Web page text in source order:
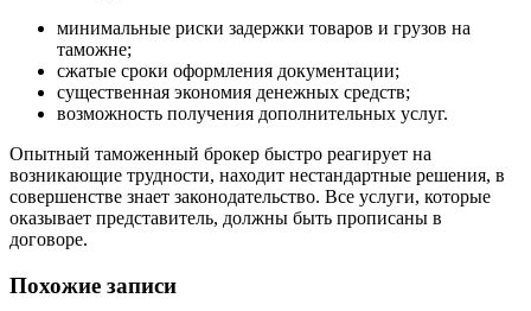
минимальные риски задержки товаров и грузов на
таможне;
сжатые сроки оформления документации;
существенная экономия денежных средств;
возможность получения дополнительных услуг.
Опытный таможенный брокер быстро реагирует на
возникающие трудности, находит нестандартные решения, в
совершенстве знает законодательство. Все услуги, которые
оказывает представитель, должны быть прописаны в
договоре.
Похожие записи